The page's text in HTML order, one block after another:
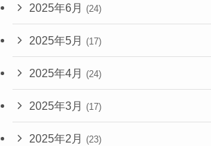
2025年6月 (24)
2025年5月 (17)
2025年4月 (24)
2025年3月 (17)
2025年2月 (23)